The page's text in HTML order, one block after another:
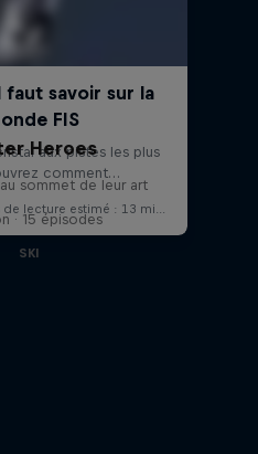
Heroes
sommet de leur art
· 15 épisodes
SKI